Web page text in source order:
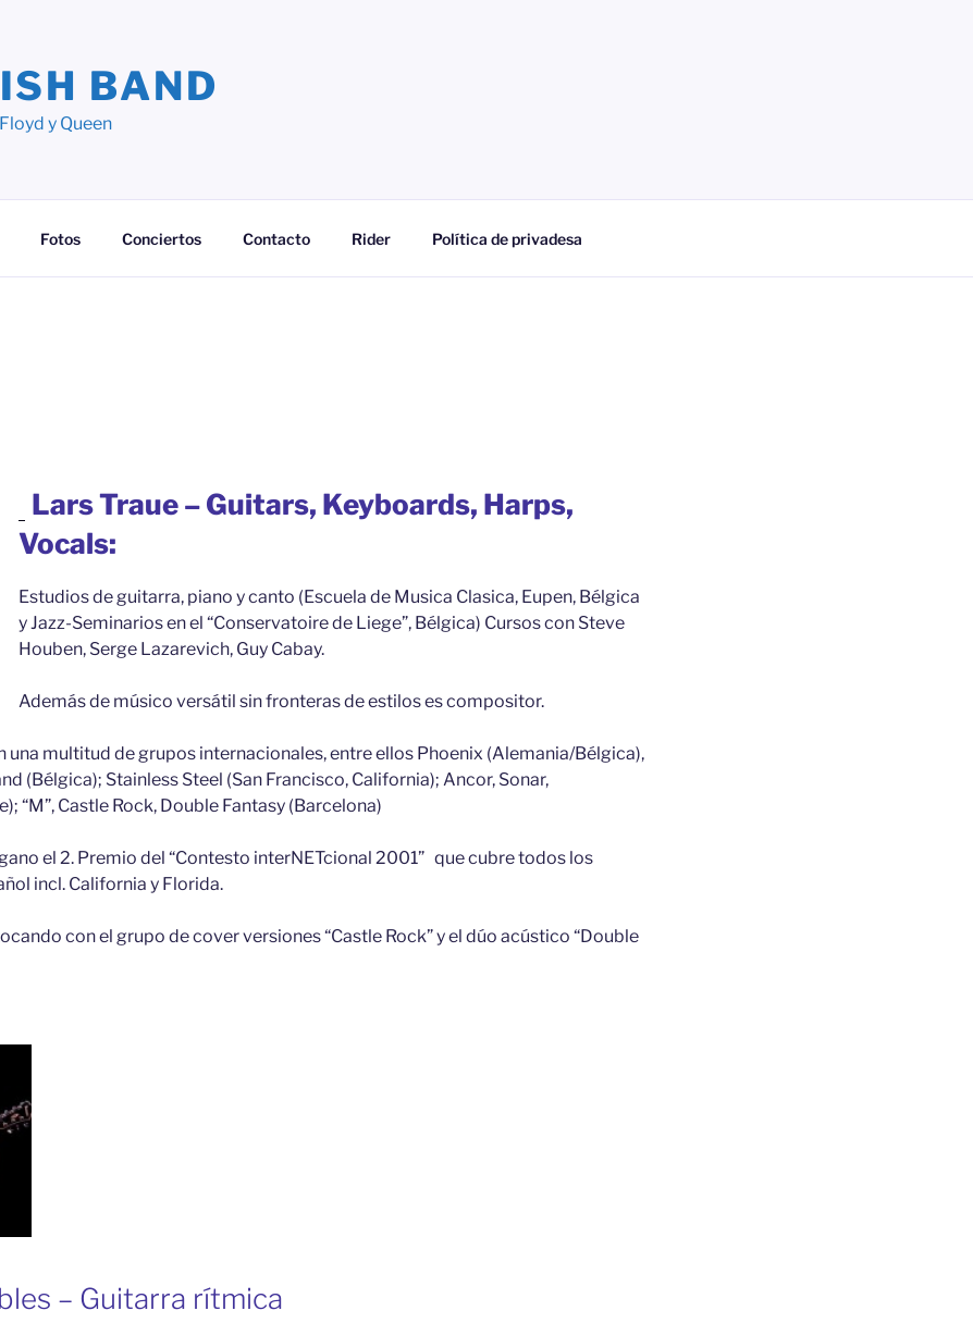
BAND
y Queen
Fotos Conciertos Contacto Rider Política de privadesa
Lars Traue – Guitars, Keyboards, Harps,
Vocals:
Estudios de guitarra, piano y canto (Escuela de Musica Clasica, Eupen, Bélgica
y Jazz-Seminarios en el “Conservatoire de Liege”, Bélgica) Cursos con Steve
Houben, Serge Lazarevich, Guy Cabay.
Además de músico versátil sin fronteras de estilos es compositor.
una multitud de grupos internacionales, entre ellos Phoenix (Alemania/Bélgica),
(Bélgica); Stainless Steel (San Francisco, California); Ancor, Sonar,
“M”, Castle Rock, Double Fantasy (Barcelona)
el 2. Premio del “Contesto interNETcional 2001” que cubre todos los
incl. California y Florida.
con el grupo de cover versiones “Castle Rock” y el dúo acústico “Double
– Guitarra rítmica